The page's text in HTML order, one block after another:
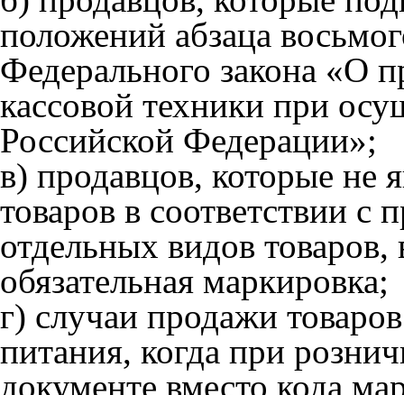
положений абзаца
Федерального закона «О
кассовой техники при
Российской Федерации»;
в) продавцов, которые не
товаров в соответствии с
отдельных видов
обязательная маркировка;
г) случаи продажи
питания, когда при
документе вместо кода